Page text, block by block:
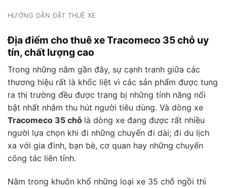
HƯỚNG DẪN ĐẶT THUÊ XE
Địa điểm cho thuê xe Tracomeco 35 chỗ uy
tín, chất lượng cao
Trong những năm gần đây, sự cạnh tranh giữa các
thương hiệu rất là khốc liệt vì các sản phẩm được tung
ra thị trường đều được trang bị những tính năng nổi
bật nhất nhằm thu hút người tiêu dùng. Và dòng xe
Tracomeco 35 chỗ là dòng xe đang được rất nhiều
người lựa chọn khi đi những chuyến đi dài; đi du lịch
xa với gia đình, bạn bè, cơ quan hay những chuyến
công tác liên tỉnh.
Nằm trong khuôn khổ những loại xe 35 chỗ ngồi thì